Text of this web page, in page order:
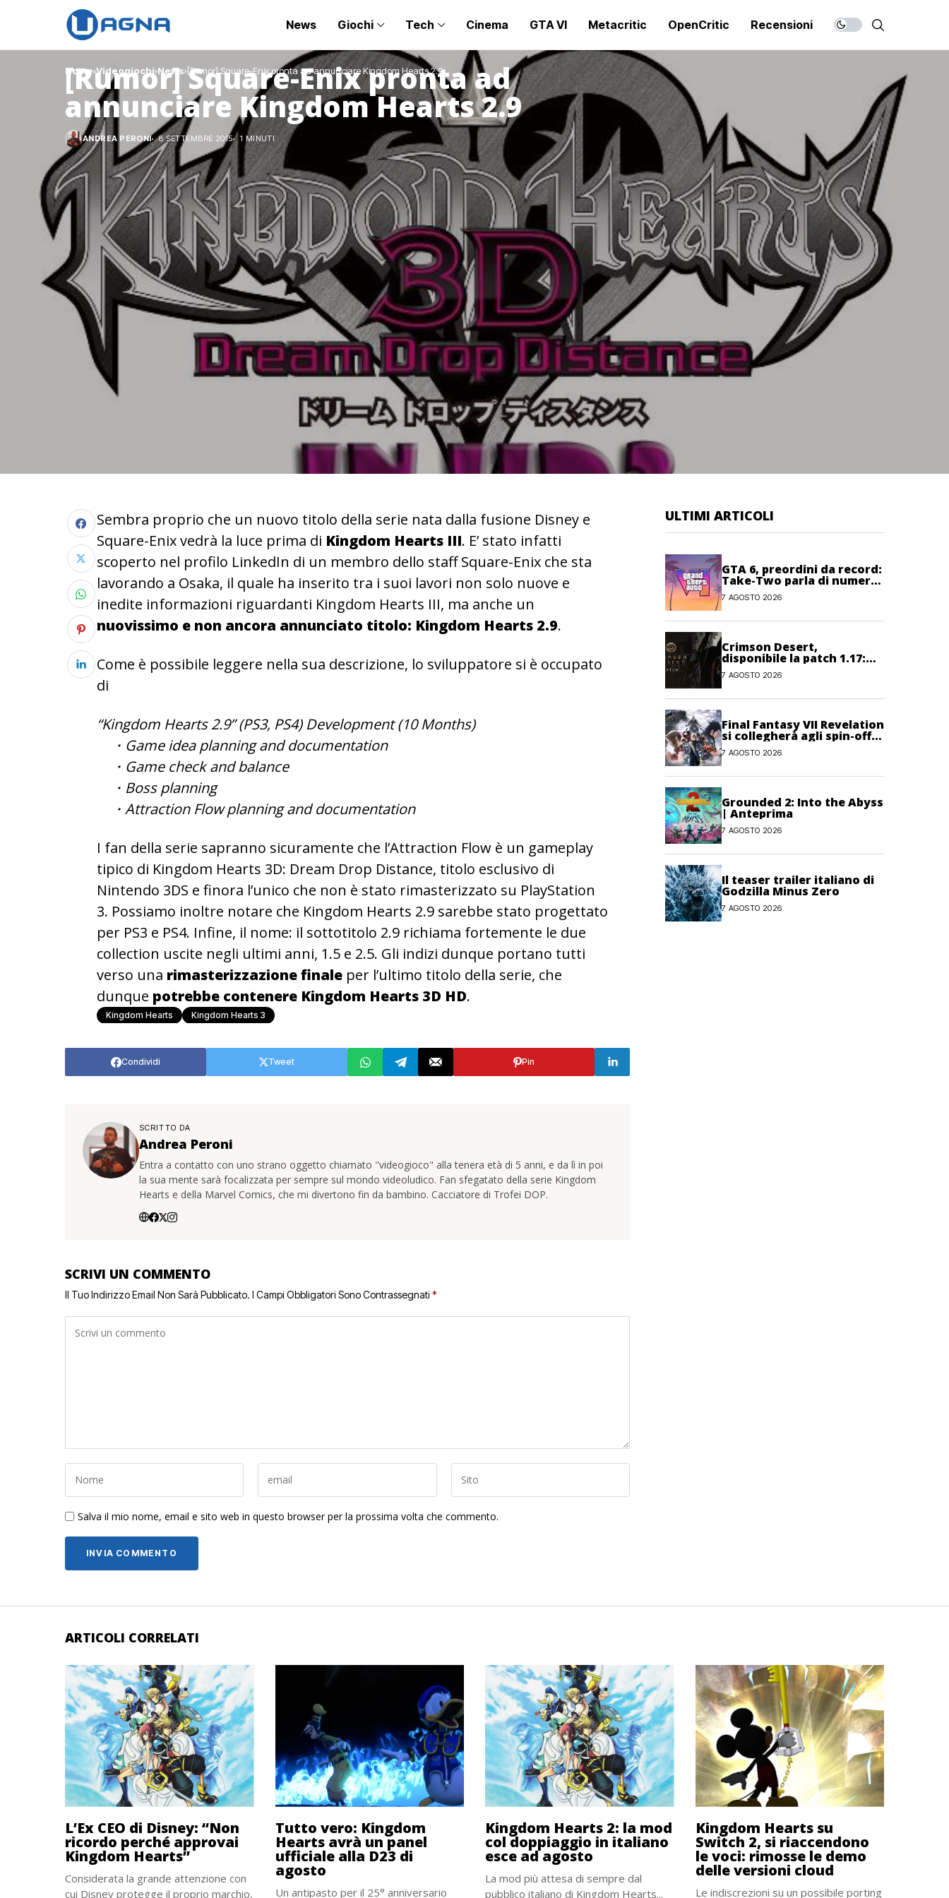
News Giochi Tech Cinema GTA VI Metacritic OpenCritic Recensioni
Home Videogiochi News [Rumor] Square-Enix pronta ad annunciare Kingdom Hearts 2.9
[Rumor] Square-Enix pronta ad
annunciare Kingdom Hearts 2.9
ANDREA PERONI 8 SETTEMBRE 2015 1 MINUTI
Sembra proprio che un nuovo titolo della serie nata dalla fusione Disney e
Square-Enix vedrà la luce prima di Kingdom Hearts III. E’ stato infatti
scoperto nel profilo LinkedIn di un membro dello staff Square-Enix che sta
lavorando a Osaka, il quale ha inserito tra i suoi lavori non solo nuove e
inedite informazioni riguardanti Kingdom Hearts III, ma anche un
nuovissimo e non ancora annunciato titolo: Kingdom Hearts 2.9.
Come è possibile leggere nella sua descrizione, lo sviluppatore si è occupato
di
“Kingdom Hearts 2.9” (PS3, PS4) Development (10 Months)
・Game idea planning and documentation
・Game check and balance
・Boss planning
・Attraction Flow planning and documentation
I fan della serie sapranno sicuramente che l’Attraction Flow è un gameplay
tipico di Kingdom Hearts 3D: Dream Drop Distance, titolo esclusivo di
Nintendo 3DS e finora l’unico che non è stato rimasterizzato su PlayStation
3. Possiamo inoltre notare che Kingdom Hearts 2.9 sarebbe stato progettato
per PS3 e PS4. Infine, il nome: il sottotitolo 2.9 richiama fortemente le due
collection uscite negli ultimi anni, 1.5 e 2.5. Gli indizi dunque portano tutti
verso una rimasterizzazione finale per l’ultimo titolo della serie, che
dunque potrebbe contenere Kingdom Hearts 3D HD.
Kingdom Hearts Kingdom Hearts 3
Condividi Tweet Pin
SCRITTO DA
Andrea Peroni
Entra a contatto con uno strano oggetto chiamato "videogioco" alla tenera età di 5 anni, e da lì in poi
la sua mente sarà focalizzata per sempre sul mondo videoludico. Fan sfegatato della serie Kingdom
Hearts e della Marvel Comics, che mi divertono fin da bambino. Cacciatore di Trofei DOP.
SCRIVI UN COMMENTO
Il Tuo Indirizzo Email Non Sarà Pubblicato. I Campi Obbligatori Sono Contrassegnati *
Salva il mio nome, email e sito web in questo browser per la prossima volta che commento.
ULTIMI ARTICOLI
GTA 6, preordini da record:
Take-Two parla di numeri
“senza precedenti”
7 AGOSTO 2026
Crimson Desert,
disponibile la patch 1.17:
correzioni per sfide,
combattimento e
7 AGOSTO 2026
Final Fantasy VII Revelation
si collegherà agli spin-off
di FF7: Hamaguchi non si
pone limiti
7 AGOSTO 2026
Grounded 2: Into the Abyss
| Anteprima
7 AGOSTO 2026
Il teaser trailer italiano di
Godzilla Minus Zero
7 AGOSTO 2026
ARTICOLI CORRELATI
L’Ex CEO di Disney: “Non
ricordo perché approvai
Kingdom Hearts”
Considerata la grande attenzione con
cui Disney protegge il proprio marchio,
Tutto vero: Kingdom
Hearts avrà un panel
ufficiale alla D23 di
agosto
Un antipasto per il 25° anniversario
Kingdom Hearts 2: la mod
col doppiaggio in italiano
esce ad agosto
La mod più attesa di sempre dal
pubblico italiano di Kingdom Hearts...
Kingdom Hearts su
Switch 2, si riaccendono
le voci: rimosse le demo
delle versioni cloud
Le indiscrezioni su un possibile porting